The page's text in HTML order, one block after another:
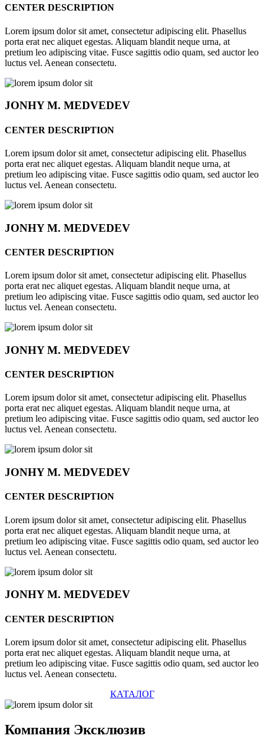
CENTER DESCRIPTION
Lorem ipsum dolor sit amet, consectetur adipiscing elit. Phasellus
porta erat nec aliquet egestas. Aliquam blandit neque urna, at
pretium leo adipiscing vitae. Fusce sagittis odio quam, sed auctor leo
luctus vel. Aenean consectetu.
JONHYM. MEDVEDEV
CENTER DESCRIPTION
Lorem ipsum dolor sit amet, consectetur adipiscing elit. Phasellus
porta erat nec aliquet egestas. Aliquam blandit neque urna, at
pretium leo adipiscing vitae. Fusce sagittis odio quam, sed auctor leo
luctus vel. Aenean consectetu.
JONHYM. MEDVEDEV
CENTER DESCRIPTION
Lorem ipsum dolor sit amet, consectetur adipiscing elit. Phasellus
porta erat nec aliquet egestas. Aliquam blandit neque urna, at
pretium leo adipiscing vitae. Fusce sagittis odio quam, sed auctor leo
luctus vel. Aenean consectetu.
JONHYM. MEDVEDEV
CENTER DESCRIPTION
Lorem ipsum dolor sit amet, consectetur adipiscing elit. Phasellus
porta erat nec aliquet egestas. Aliquam blandit neque urna, at
pretium leo adipiscing vitae. Fusce sagittis odio quam, sed auctor leo
luctus vel. Aenean consectetu.
JONHYM. MEDVEDEV
CENTER DESCRIPTION
Lorem ipsum dolor sit amet, consectetur adipiscing elit. Phasellus
porta erat nec aliquet egestas. Aliquam blandit neque urna, at
pretium leo adipiscing vitae. Fusce sagittis odio quam, sed auctor leo
luctus vel. Aenean consectetu.
JONHYM. MEDVEDEV
CENTER DESCRIPTION
Lorem ipsum dolor sit amet, consectetur adipiscing elit. Phasellus
porta erat nec aliquet egestas. Aliquam blandit neque urna, at
pretium leo adipiscing vitae. Fusce sagittis odio quam, sed auctor leo
luctus vel. Aenean consectetu.
КАТАЛОГ
Компания Эксклюзив